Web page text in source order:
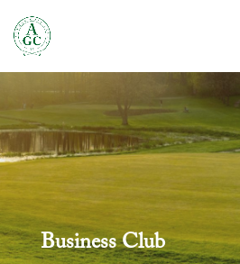
Business Club